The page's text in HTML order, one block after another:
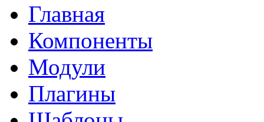
Главная
Компоненты
Модули
Плагины